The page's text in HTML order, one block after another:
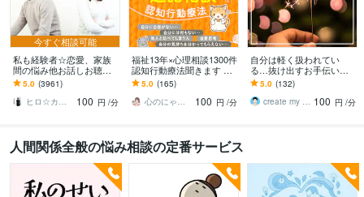
今すぐ相談可能
私も経験者☆恋愛、家族
間の悩み他お話しお聴き
します 心理カウンセラー
が恋愛・復縁・夫婦問題
等☆解決策を共有します
5.0 (3961)
ヒロ☆カウンセリング＆コンサルティング
100 円 /分
福祉13年×心理相談1300件
認知行動療法聞きます コ
コナラ10年1300件で人間
関係の悩みに寄り添いア
ドバイス
5.0 (165)
心のにゃん友 ゆかこ【うつ・復縁相談】
100 円 /分
自分は軽く扱われてい
る…抜け出すお手伝いを
します バカにされる、都
合よく使われる、マウン
トを取られるとき
5.0 (132)
create my life 100 円 /分
人間関係全般の悩み相談の定番サービス